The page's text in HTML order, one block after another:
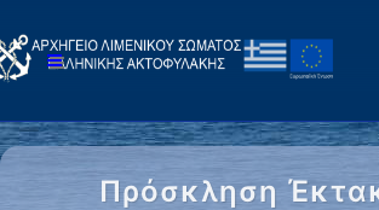
Πρόσκληση